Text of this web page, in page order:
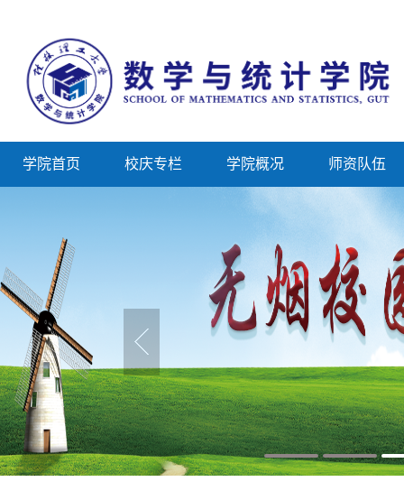
学院首页 校庆专栏 学院概况 师资队伍